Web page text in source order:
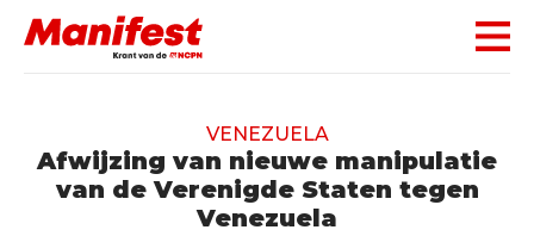
Skip navigation
VENEZUELA
Afwijzing van nieuwe manipulatie
van de Verenigde Staten tegen
Venezuela